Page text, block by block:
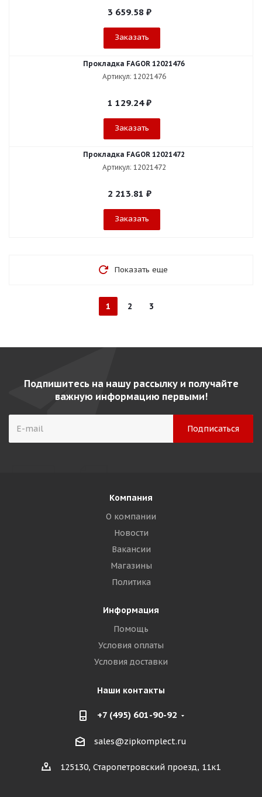
3 659.58 ₽
Заказать
Прокладка FAGOR 12021476
Артикул: 12021476
1 129.24₽
Заказать
Прокладка FAGOR 12021472
Артикул: 12021472
2 213.81 ₽
Заказать
Показать еще
1 2 3
Подпишитесь на нашу рассылку и получайте
важную информацию первыми!
Компания
О компании
Новости
Вакансии
Магазины
Политика
Информация
Помощь
Условия оплаты
Условия доставки
Наши контакты
+7 (495) 601-90-92
sales@zipkomplect.ru
125130, Старопетровский проезд, 11к1